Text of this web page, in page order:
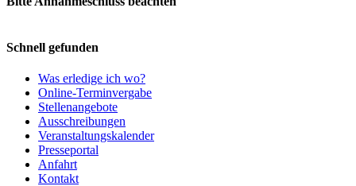
Schnell gefunden
Was erledige ich wo?
Online-Terminvergabe
Stellenangebote
Ausschreibungen
Veranstaltungskalender
Presseportal
Anfahrt
Kontakt